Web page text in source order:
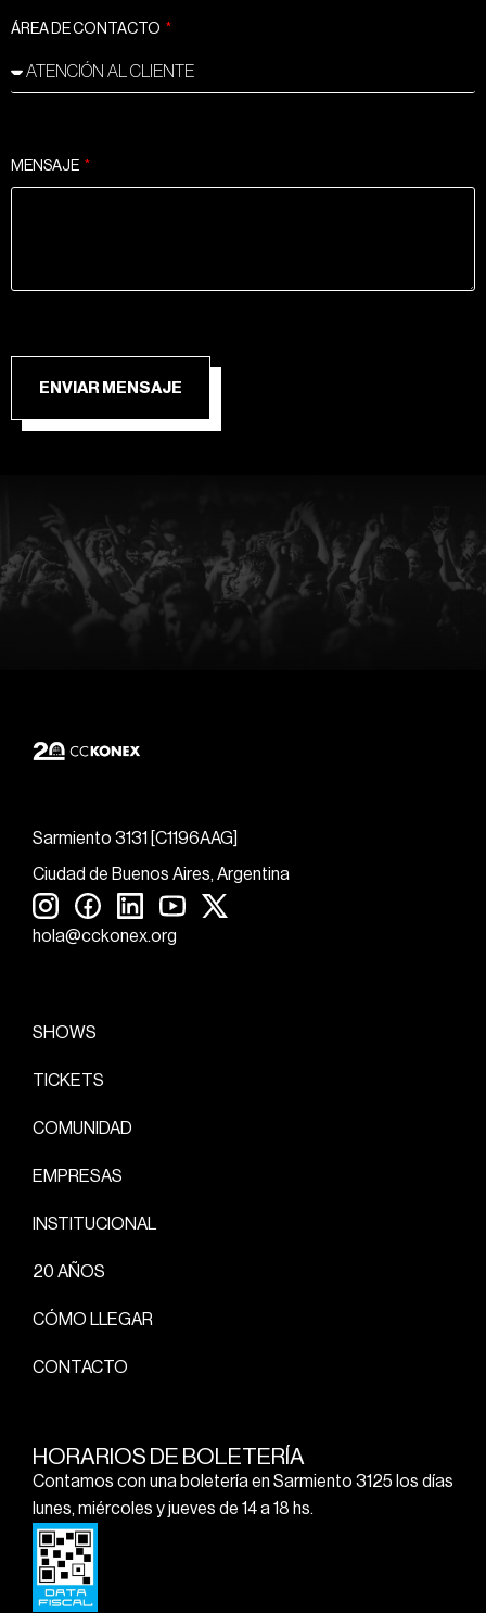
ÁREA DE CONTACTO
MENSAJE
ENVIAR MENSAJE
Sarmiento 3131 [C1196AAG]
Ciudad de Buenos Aires, Argentina
hola@cckonex.org
SHOWS
TICKETS
COMUNIDAD
EMPRESAS
INSTITUCIONAL
20 AÑOS
CÓMO LLEGAR
CONTACTO
HORARIOS DE BOLETERÍA
Contamos con una boletería en Sarmiento 3125 los días
lunes, miércoles y jueves de 14 a 18 hs.